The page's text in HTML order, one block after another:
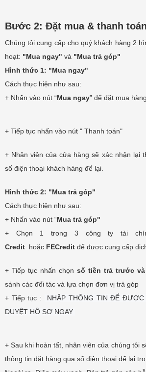
Bước 2: Đặt mua & thanh toán
Chúng tôi cung cấp cho quý khách hàng 2
hoạt: "Mua ngay" và "Mua trả góp"
Hình thức 1: "Mua ngay"
Cách thực hiện như sau:
+ Nhấn vào nút “Mua ngay” để đặt mua hàng
+ Tiếp tục nhấn vào nút " Thanh toán"
+ Nhân viên của cửa hàng sẽ xác nhận lại
số điện thoại khách hàng để lại.
Hình thức 2: "Mua trả góp"
Cách thực hiện như sau:
+ Nhấn vào nút “Mua trả góp"
+ Chọn 1 trong 3 công ty tài
Credit hoặc FECredit để được cung cấp
+ Tiếp tục nhấn chọn số tiền trả trước
sánh các đối tác và lựa chọn đơn vị trả góp
+ Tiếp tục :
NHẬP THÔNG TIN ĐỂ
DUYỆT HỒ SƠ NGAY
+ Sau khi hoàn tất, nhân viên của chúng tôi
thông tin đặt hàng qua số điện thoại để lại